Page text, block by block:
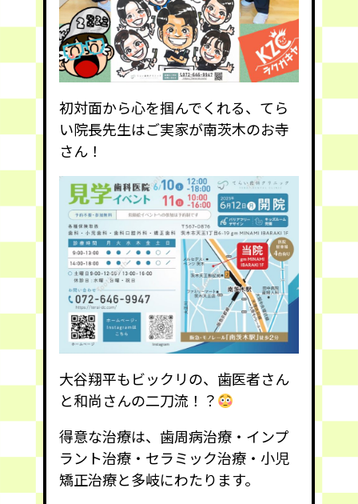
初対面から心を掴んでくれる、てら
い院長先生はご実家が南茨木のお寺
さん！
大谷翔平もビックリの、歯医者さん
と和尚さんの二刀流！？
得意な治療は、歯周病治療・インプ
ラント治療・セラミック治療・小児
矯正治療と多岐にわたります。